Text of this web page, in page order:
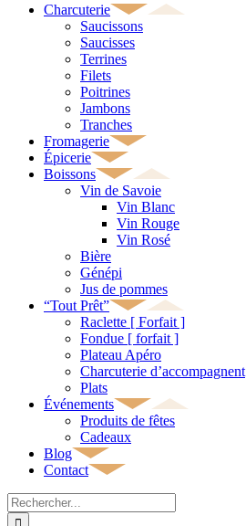
Charcuterie
Saucissons
Saucisses
Terrines
Filets
Poitrines
Jambons
Tranches
Fromagerie
Épicerie
Boissons
Vin de Savoie
Vin Blanc
Vin Rouge
Vin Rosé
Bière
Génépi
Jus de pommes
“Tout Prêt”
Raclette [ Forfait ]
Fondue [ forfait ]
Plateau Apéro
Charcuterie d’accompagnent
Plats
Événements
Produits de fêtes
Cadeaux
Blog
Contact
Rechercher: